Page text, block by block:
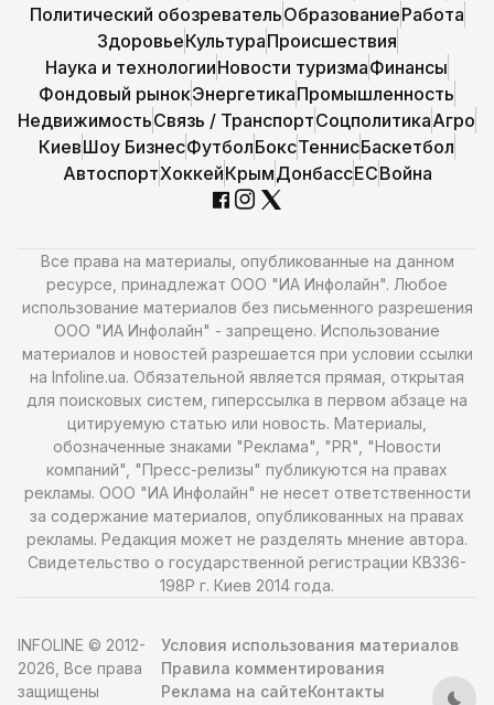
Политический обозревательОбразованиеРабота
ЗдоровьеКультураПроисшествия
Наука и технологииНовости туризмаФинансы
Фондовый рынокЭнергетикаПромышленность
НедвижимостьСвязь / ТранспортСоцполитикаАгро
КиевШоу БизнесФутболБоксТеннисБаскетбол
АвтоспортХоккейКрымДонбассЕСВойна
Все права на материалы, опубликованные на данном
ресурсе, принадлежат ООО "ИА Инфолайн". Любое
использование материалов без письменного разрешения
ООО "ИА Инфолайн" - запрещено. Использование
материалов и новостей разрешается при условии ссылки
на Infoline.ua. Обязательной является прямая, открытая
для поисковых систем, гиперссылка в первом абзаце на
цитируемую статью или новость. Материалы,
обозначенные знаками "Реклама", "PR", "Новости
компаний", "Пресс-релизы" публикуются на правах
рекламы. ООО "ИА Инфолайн" не несет ответственности
за содержание материалов, опубликованных на правах
рекламы. Редакция может не разделять мнение автора.
Свидетельство о государственной регистрации КВ336-
198Р г. Киев 2014 года.
INFOLINE © 2012-
2026, Все права
защищены
Условия использования материалов
Правила комментирования
Реклама на сайтеКонтакты